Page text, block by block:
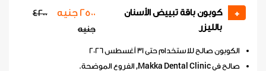
+
كوبون باقة تبييض الأسنان
بالليزر
2500 جنيه
4200
جنيه
الكوبون صالح للاستخدام حتى 31 أغسطس 2026
صالح في Makka Dental Clinic, الفروع الموضحة.